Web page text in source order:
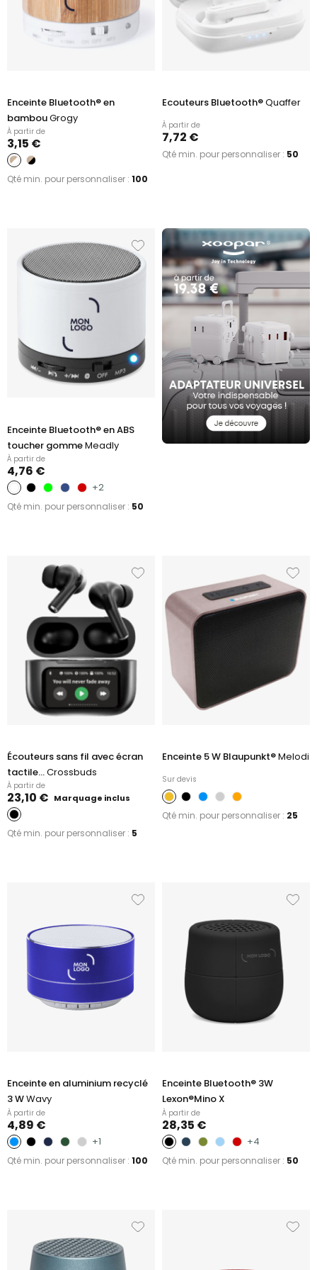
Enceinte Bluetooth® en
bambouGrogy
À partir de
3,15 €
Qté min. pour personnaliser : 100
Ecouteurs Bluetooth®Quaffer
À partir de
7,72 €
Qté min. pour personnaliser : 50
Enceinte Bluetooth® en ABS
toucher gommeMeadly
À partir de
4,76 €
+2
Qté min. pour personnaliser : 50
Écouteurs sans fil avec écran
tactile...Crossbuds
À partir de
23,10 € Marquage inclus
Qté min. pour personnaliser : 5
Enceinte 5 W Blaupunkt®Melodi
Sur devis
Qté min. pour personnaliser : 25
Enceinte en aluminium recyclé
3 WWavy
À partir de
4,89 €
+1
Qté min. pour personnaliser : 100
Enceinte Bluetooth® 3W
Lexon®Mino X
À partir de
28,35 €
+4
Qté min. pour personnaliser : 50